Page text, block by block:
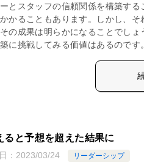
とスタッフの信頼関係を構築する
かることもあります。しかし、そ
の成果は明らかになることでしょ
に挑戦してみる価値はあるのです。
と予想を超えた結果に
： 2023/03/24 リーダーシップ